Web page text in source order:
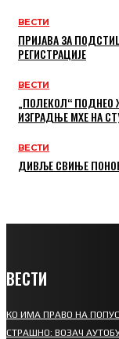
ВЕСТИ
ПРИЈАВА ЗА
РЕГИСТРАЦИЈЕ
ВЕСТИ
„ПОЛЕКОЛ“
ИЗГРАДЊЕ МХЕ НА
ВЕСТИ
ДИВЉЕ СВИЊЕ
ВЕСТИ
КО ИМА ПРАВО НА
СТРАШНО: ВОЗАЧ